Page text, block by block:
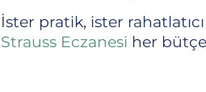
İster pratik, ister
Strauss Eczanesi her